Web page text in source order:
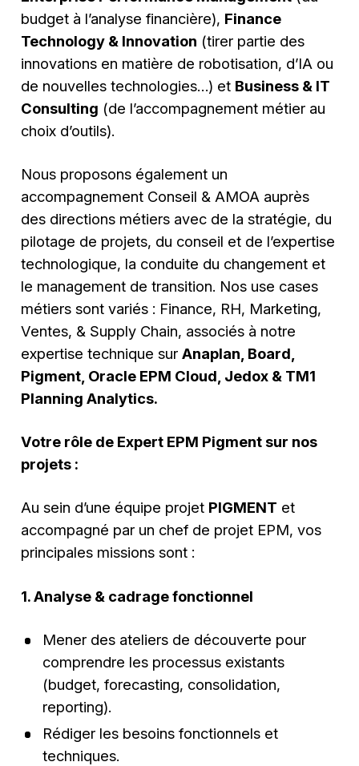
budget à l’analyse financière), Finance
Technology & Innovation (tirer partie des
innovations en matière de robotisation, d’IA ou
de nouvelles technologies…) et Business & IT
Consulting (de l’accompagnement métier au
choix d’outils).
Nous proposons également un
accompagnement Conseil & AMOA auprès
des directions métiers avec de la stratégie, du
pilotage de projets, du conseil et de l’expertise
technologique, la conduite du changement et
le management de transition. Nos use cases
métiers sont variés : Finance, RH, Marketing,
Ventes, & Supply Chain, associés à notre
expertise technique surAnaplan, Board,
Pigment, Oracle EPM Cloud, Jedox & TM1
Planning Analytics.
Votre rôle de Expert EPM Pigment sur nos
projets :
Au sein d’une équipe projet PIGMENT et
accompagné par un chef de projet EPM, vos
principales missions sont :
1. Analyse & cadrage fonctionnel
Mener des ateliers de découverte pour
comprendre les processus existants
(budget, forecasting, consolidation,
reporting).
Rédiger les besoins fonctionnels et
techniques.